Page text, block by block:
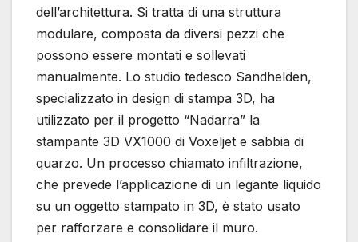
dell’architettura. Si tratta di una struttura
modulare, composta da diversi pezzi che
possono essere montati e sollevati
manualmente. Lo studio tedesco Sandhelden,
specializzato in design di stampa 3D, ha
utilizzato per il progetto “Nadarra” la
stampante 3D VX1000 di Voxeljet e sabbia di
quarzo. Un processo chiamato infiltrazione,
che prevede l’applicazione di un legante liquido
su un oggetto stampato in 3D, è stato usato
per rafforzare e consolidare il muro.